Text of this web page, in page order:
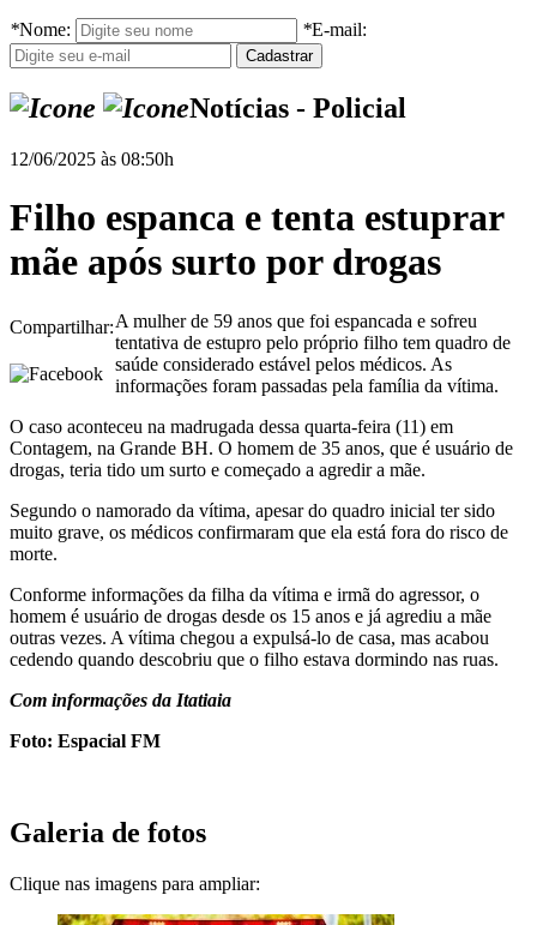
*Nome: *E-mail:
Notícias - Policial
12/06/2025 às 08:50h
Filho espanca e tenta estuprar
mãe após surto por drogas
Compartilhar:A mulher de 59 anos que foi espancada e sofreu
tentativa de estupro pelo próprio filho tem quadro de
saúde considerado estável pelos médicos. As
informações foram passadas pela família da vítima.
O caso aconteceu na madrugada dessa quarta-feira (11) em
Contagem, na Grande BH. O homem de 35 anos, que é usuário de
drogas, teria tido um surto e começado a agredir a mãe.
Segundo o namorado da vítima, apesar do quadro inicial ter sido
muito grave, os médicos confirmaram que ela está fora do risco de
morte.
Conforme informações da filha da vítima e irmã do agressor, o
homem é usuário de drogas desde os 15 anos e já agrediu a mãe
outras vezes. A vítima chegou a expulsá-lo de casa, mas acabou
cedendo quando descobriu que o filho estava dormindo nas ruas.
Com informações da Itatiaia
Foto: Espacial FM
Galeria de fotos
Clique nas imagens para ampliar: